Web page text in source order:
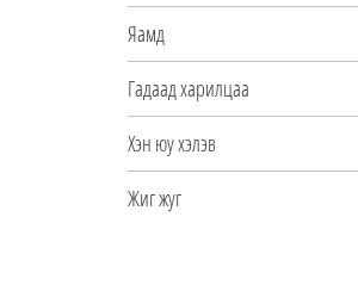
Яамд
Гадаад харилцаа
Хэн юу хэлэв
Жиг жуг